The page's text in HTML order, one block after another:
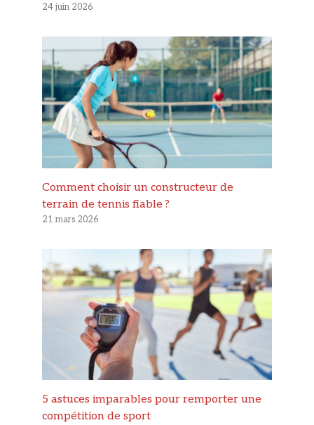
24 juin 2026
Comment choisir un constructeur de
terrain de tennis fiable ?
21 mars 2026
5 astuces imparables pour remporter une
compétition de sport